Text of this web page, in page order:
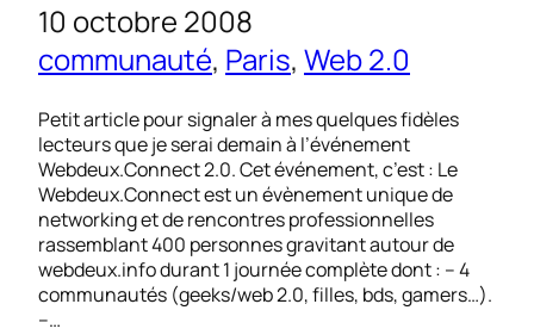
10 octobre 2008
communauté, Paris, Web 2.0
Petit article pour signaler à mes quelques fidèles
lecteurs que je serai demain à l’événement
Webdeux.Connect 2.0. Cet événement, c’est : Le
Webdeux.Connect est un évènement unique de
networking et de rencontres professionnelles
rassemblant 400 personnes gravitant autour de
webdeux.info durant 1 journée complète dont : – 4
communautés (geeks/web 2.0, filles, bds, gamers…).
–…